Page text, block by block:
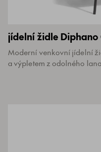
jídelní židle Diphano
Moderní venkovní jídelní
a výpletem z odolného